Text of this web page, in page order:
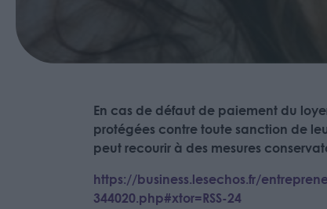
En cas de défaut de paiement du
protégées contre toute sanction de
peut recourir à des mesures
https://business.lesechos.fr/
344020.php#xtor=RSS-24